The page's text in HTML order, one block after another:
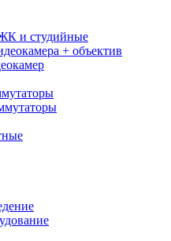
и студийные
+ объектив